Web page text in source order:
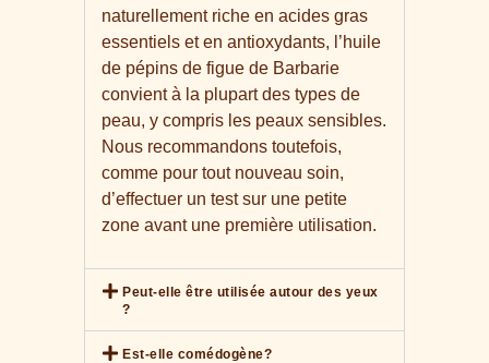
naturellement riche en acides gras
essentiels et en antioxydants, l’huile
de pépins de figue de Barbarie
convient à la plupart des types de
peau, y compris les peaux sensibles.
Nous recommandons toutefois,
comme pour tout nouveau soin,
d’effectuer un test sur une petite
zone avant une première utilisation.
Peut-elle être utilisée autour des yeux
?
Est-elle comédogène?